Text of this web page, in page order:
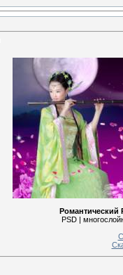
Романтический
PSD |